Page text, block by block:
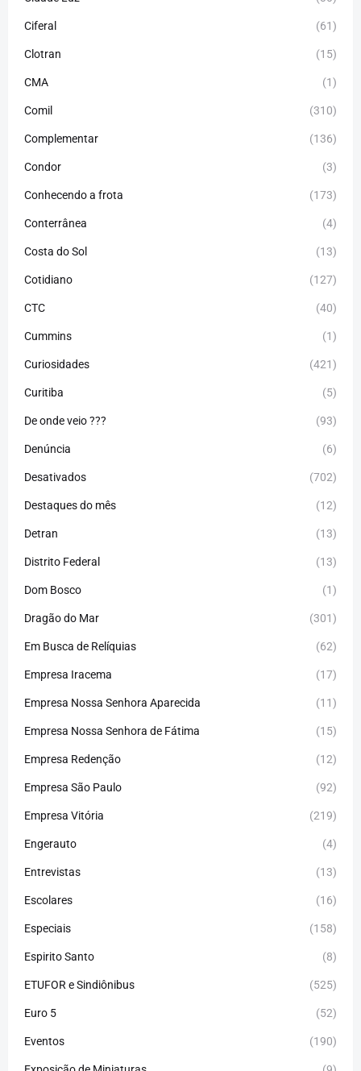
Ciferal (61)
Clotran (15)
CMA (1)
Comil (310)
Complementar (136)
Condor (3)
Conhecendo a frota (173)
Conterrânea (4)
Costa do Sol (13)
Cotidiano (127)
CTC (40)
Cummins (1)
Curiosidades (421)
Curitiba (5)
De onde veio ??? (93)
Denúncia (6)
Desativados (702)
Destaques do mês (12)
Detran (13)
Distrito Federal (13)
Dom Bosco (1)
Dragão do Mar (301)
Em Busca de Relíquias (62)
Empresa Iracema (17)
Empresa Nossa Senhora Aparecida (11)
Empresa Nossa Senhora de Fátima (15)
Empresa Redenção (12)
Empresa São Paulo (92)
Empresa Vitória (219)
Engerauto (4)
Entrevistas (13)
Escolares (16)
Especiais (158)
Espirito Santo (8)
ETUFOR e Sindiônibus (525)
Euro 5 (52)
Eventos (190)